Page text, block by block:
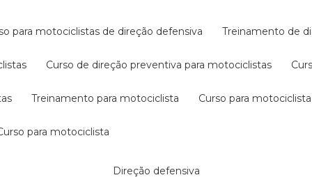
para motociclistas de direção defensiva treinamento de
curso de direção preventiva para motociclistas
treinamento para motociclista curso para
curso para motociclista
direção defensiva